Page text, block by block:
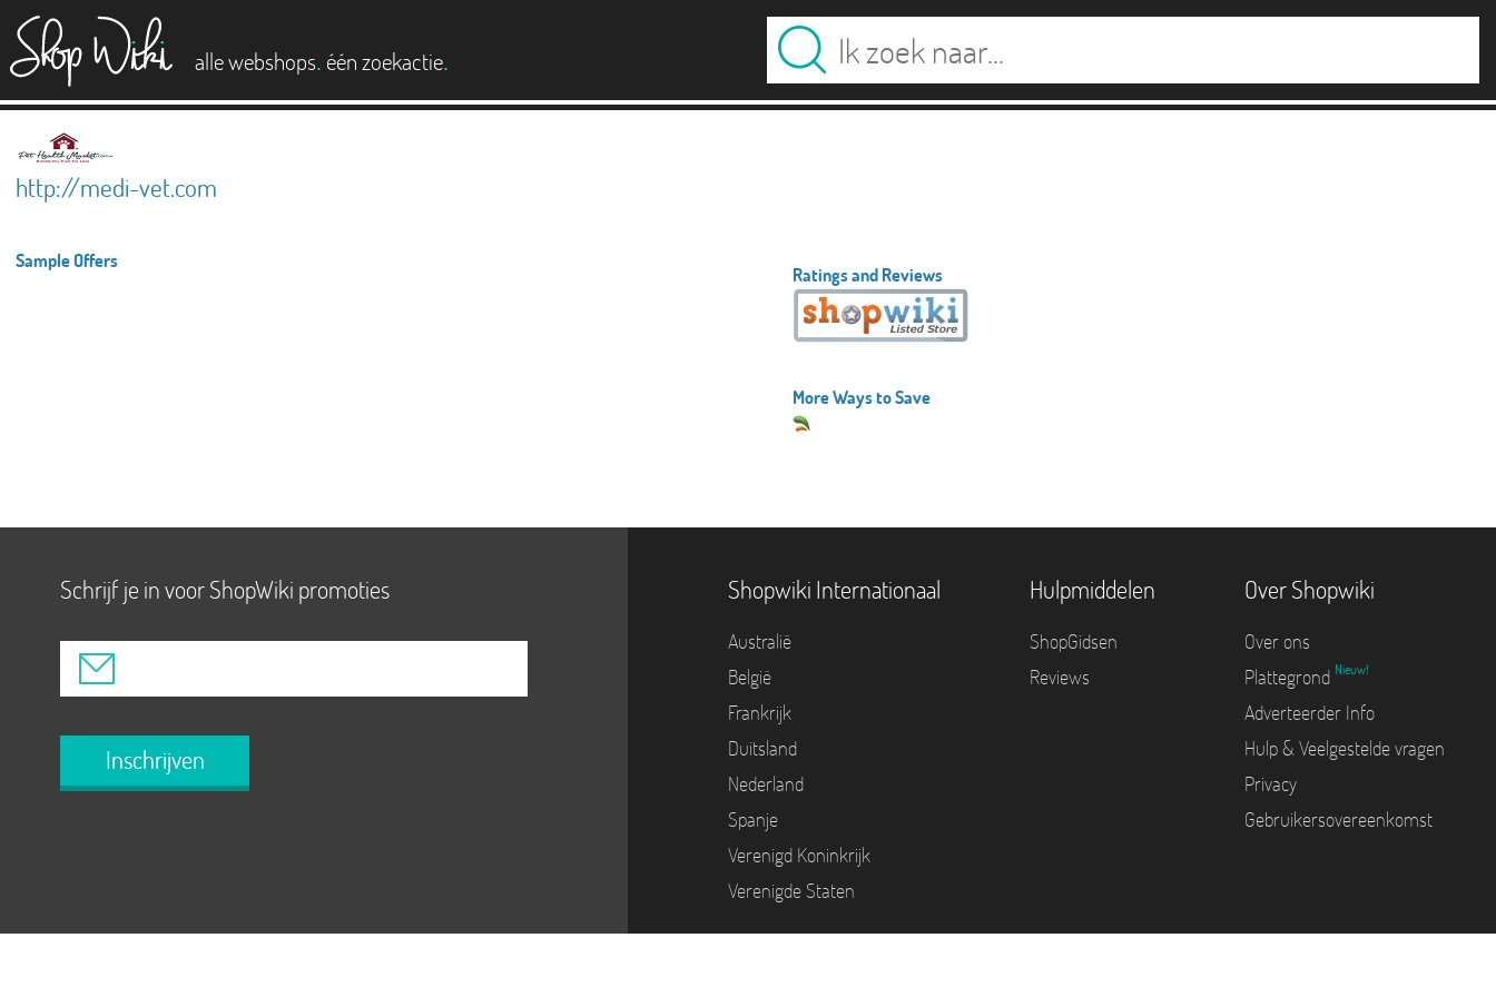
alle webshops. één zoekactie.
http://medi-vet.com
Sample Offers
Ratings and Reviews
More Ways to Save
Schrijf je in voor ShopWiki promoties
Inschrijven
Shopwiki Internationaal
Australië
België
Frankrijk
Duitsland
Nederland
Spanje
Verenigd Koninkrijk
Verenigde Staten
Hulpmiddelen
ShopGidsen
Reviews
Over Shopwiki
Over ons
Plattegrond Nieuw!
Adverteerder Info
Hulp & Veelgestelde vragen
Privacy
Gebruikersovereenkomst